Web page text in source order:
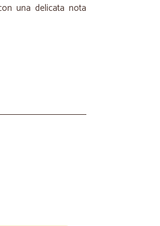
una delicata nota